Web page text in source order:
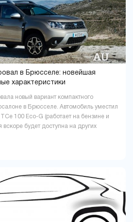
в Брюсселе: новейшая
характеристики
новый вариант компактного
в Брюсселе. Автомобиль уместил
100 Eco-G (работает на бензине и
будет доступна на других